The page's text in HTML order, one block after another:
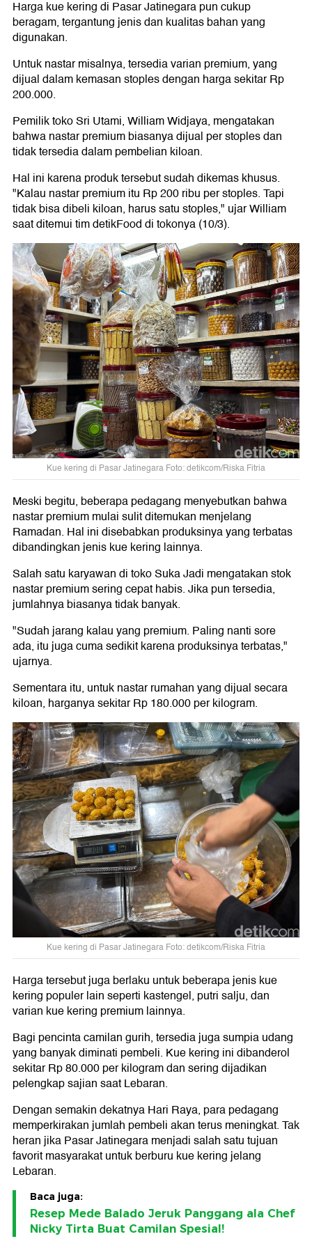
Harga kue kering di Pasar Jatinegara pun cukup
beragam, tergantung jenis dan kualitas bahan yang
digunakan.
Untuk nastar misalnya, tersedia varian premium, yang
dijual dalam kemasan stoples dengan harga sekitar Rp
200.000.
Pemilik toko Sri Utami, William Widjaya, mengatakan
bahwa nastar premium biasanya dijual per stoples dan
tidak tersedia dalam pembelian kiloan.
Hal ini karena produk tersebut sudah dikemas khusus.
"Kalau nastar premium itu Rp 200 ribu per stoples. Tapi
tidak bisa dibeli kiloan, harus satu stoples," ujar William
saat ditemui tim detikFood di tokonya (10/3).
Kue kering di Pasar Jatinegara Foto: detikcom/Riska Fitria
Meski begitu, beberapa pedagang menyebutkan bahwa
nastar premium mulai sulit ditemukan menjelang
Ramadan. Hal ini disebabkan produksinya yang terbatas
dibandingkan jenis kue kering lainnya.
Salah satu karyawan di toko Suka Jadi mengatakan stok
nastar premium sering cepat habis. Jika pun tersedia,
jumlahnya biasanya tidak banyak.
"Sudah jarang kalau yang premium. Paling nanti sore
ada, itu juga cuma sedikit karena produksinya terbatas,"
ujarnya.
Sementara itu, untuk nastar rumahan yang dijual secara
kiloan, harganya sekitar Rp 180.000 per kilogram.
Kue kering di Pasar Jatinegara Foto: detikcom/Riska Fitria
Harga tersebut juga berlaku untuk beberapa jenis kue
kering populer lain seperti kastengel, putri salju, dan
varian kue kering premium lainnya.
Bagi pencinta camilan gurih, tersedia juga sumpia udang
yang banyak diminati pembeli. Kue kering ini dibanderol
sekitar Rp 80.000 per kilogram dan sering dijadikan
pelengkap sajian saat Lebaran.
Dengan semakin dekatnya Hari Raya, para pedagang
memperkirakan jumlah pembeli akan terus meningkat. Tak
heran jika Pasar Jatinegara menjadi salah satu tujuan
favorit masyarakat untuk berburu kue kering jelang
Lebaran.
Baca juga:
Resep Mede Balado Jeruk Panggang ala Chef
Nicky Tirta Buat Camilan Spesial!